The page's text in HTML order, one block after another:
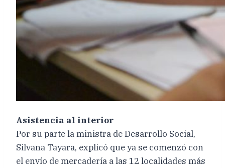
Asistencia al interior
Por su parte la ministra de Desarrollo Social,
Silvana Tayara, explicó que ya se comenzó con
el envío de mercadería a las 12 localidades más